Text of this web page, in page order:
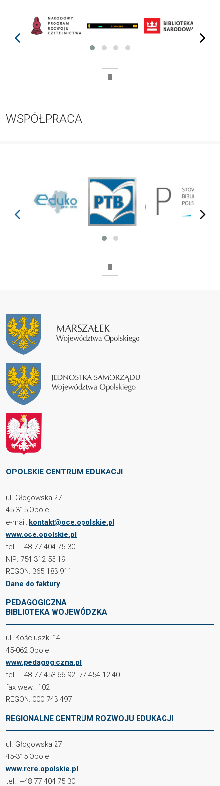
prev next
WSTRZYMAJ
WSPÓŁPRACA
prev next
WSTRZYMAJ
OPOLSKIE CENTRUM EDUKACJI
ul. Głogowska 27
45-315 Opole
e-mail: kontakt@oce.opolskie.pl
www.oce.opolskie.pl
tel.: +48 77 404 75 30
NIP: 754 312 55 19
REGON: 365 183 911
Dane do faktury
PEDAGOGICZNA
BIBLIOTEKA WOJEWÓDZKA
ul. Kościuszki 14
45-062 Opole
www.pedagogiczna.pl
tel.: +48 77 453 66 92, 77 454 12 40
fax wew.: 102
REGON: 000 743 497
REGIONALNE CENTRUM ROZWOJU EDUKACJI
ul. Głogowska 27
45-315 Opole
www.rcre.opolskie.pl
tel.: +48 77 404 75 30